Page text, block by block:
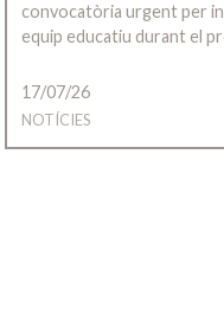
convocatòria urgent per
equip educatiu durant el
17/07/26
NOTÍCIES